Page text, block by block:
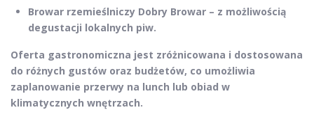
Browar rzemieślniczy Dobry Browar – z możliwością
degustacji lokalnych piw.
Oferta gastronomiczna jest zróżnicowana i dostosowana
do różnych gustów oraz budżetów, co umożliwia
zaplanowanie przerwy na lunch lub obiad w
klimatycznych wnętrzach.